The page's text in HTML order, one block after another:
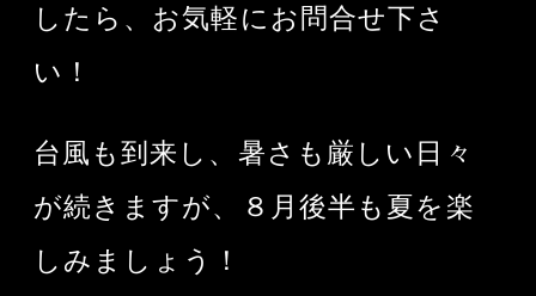
したら、お気軽にお問合せ下さ
い！
台風も到来し、暑さも厳しい日々
が続きますが、８月後半も夏を楽
しみましょう！